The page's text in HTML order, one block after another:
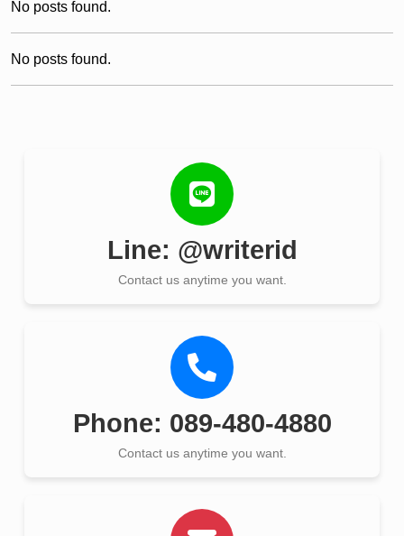
No posts found.
No posts found.
Line: @writerid
Contact us anytime you want.
Phone: 089-480-4880
Contact us anytime you want.